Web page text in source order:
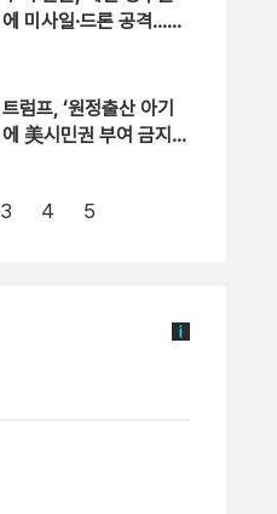
에 미사일·드론 공격…30
트럼프, ‘원정출산 아기
에 美시민권 부여 금지’
3 4 5